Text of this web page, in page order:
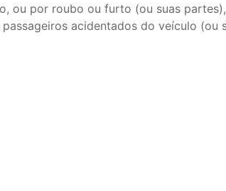
ou por roubo ou furto (ou suas
acidentados do veículo (ou